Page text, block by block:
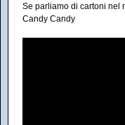
Se parliamo di cartoni nel
Candy Candy